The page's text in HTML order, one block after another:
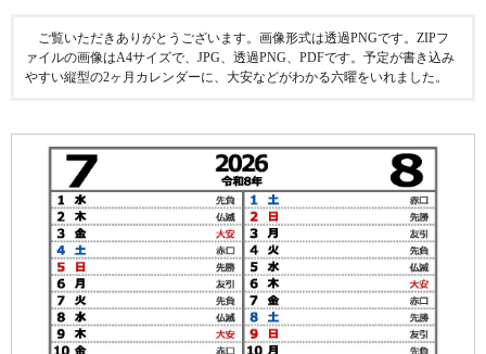
ご覧いただきありがとうございます。画像形式は透過PNGです。ZIPフ
ァイルの画像はA4サイズで、JPG、透過PNG、PDFです。予定が書き込み
やすい縦型の2ヶ月カレンダーに、大安などがわかる六曜をいれました。